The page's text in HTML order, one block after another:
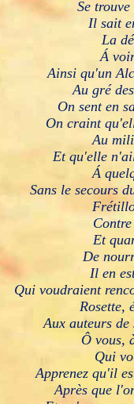
Se trouve
Il sait
La
Á
Ainsi qu'un
Au gré
On sent en
On craint
Au
Et qu'elle
Á
Sans le secours
F
C
Et
De
Il en
Qui voudraient
Rosette,
Aux auteurs de
Ô vous,
Qui
Apprenez qu'il
Après que